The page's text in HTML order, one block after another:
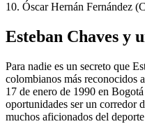
10. Óscar Hernán Fernández
Esteban Chaves y
Para nadie es un secreto que
colombianos más reconocidos
17 de enero de 1990 en
oportunidades ser un corredor
muchos aficionados del